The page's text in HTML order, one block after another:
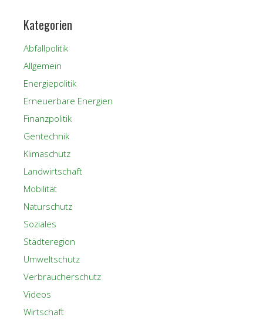
Kategorien
Abfallpolitik
Allgemein
Energiepolitik
Erneuerbare Energien
Finanzpolitik
Gentechnik
Klimaschutz
Landwirtschaft
Mobilität
Naturschutz
Soziales
Städteregion
Umweltschutz
Verbraucherschutz
Videos
Wirtschaft